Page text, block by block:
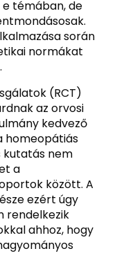
témában, de
során
normákat
(RCT)
az orvosi
kedvező
homeopátiás
kutatás nem
a
között. A
ezért úgy
rendelkezik
ahhoz, hogy